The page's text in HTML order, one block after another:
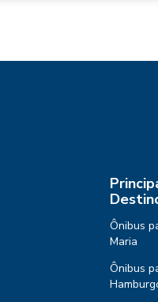
Ônibus
Maria
Ônibus